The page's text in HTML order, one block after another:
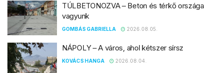
TÚLBETONOZVA – Beton és térkő országa
vagyunk
GOMBÁS GABRIELLA 2026.08.05.
NÁPOLY – A város, ahol kétszer sírsz
KOVÁCS HANGA 2026.08.04.